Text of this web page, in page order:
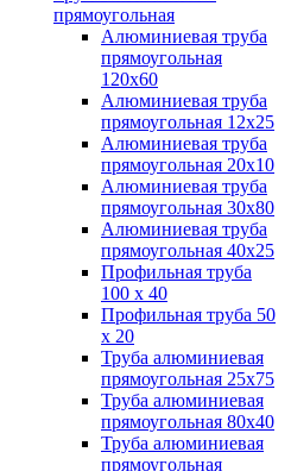
прямоугольная
Алюминиевая труба
прямоугольная
120х60
Алюминиевая труба
прямоугольная 12х25
Алюминиевая труба
прямоугольная 20х10
Алюминиевая труба
прямоугольная 30х80
Алюминиевая труба
прямоугольная 40х25
Профильная труба
100 х 40
Профильная труба 50
х 20
Труба алюминиевая
прямоугольная 25х75
Труба алюминиевая
прямоугольная 80х40
Труба алюминиевая
прямоугольная